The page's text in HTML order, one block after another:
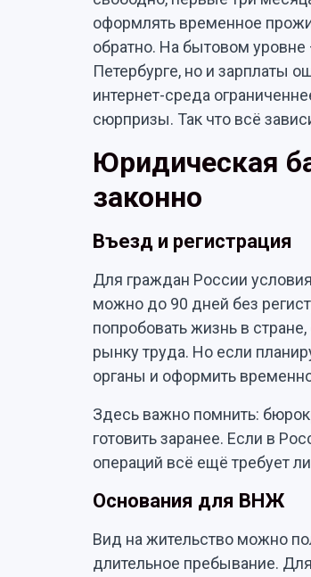
оформлять временное
обратно. На бытовом
Петербурге, но и зарплаты
интернет-среда
сюрпризы. Так что всё
Юридическая
законно
Въезд и регистрация
Для граждан России
можно до 90 дней без
попробовать жизнь в
рынку труда. Но если
органы и оформить
Здесь важно помнить:
готовить заранее. Если в
операций всё ещё требует
Основания для ВНЖ
Вид на жительство можно
длительное пребывание.